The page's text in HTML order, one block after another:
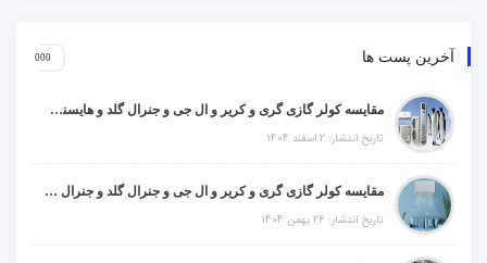
آخرین پست ها
مقایسه کولر گازی گری و کریر و ال جی و جنرال گلد و هایسنس و مدیا و اجنرال
تاریخ انتشار: 2 اسفند 1404
مقایسه کولر گازی گری و کریر و ال جی و جنرال گلد و جنرال شکار و سامسونگ و یونیوا
تاریخ انتشار: 26 بهمن 1404